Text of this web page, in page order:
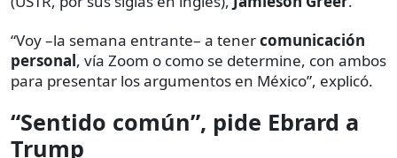
“Voy –la semana entrante– a tenercomunicación
personal, vía Zoom o como se determine, con ambos
para presentar los argumentos en México”, explicó.
“Sentido común”, pide Ebrard a
Trump